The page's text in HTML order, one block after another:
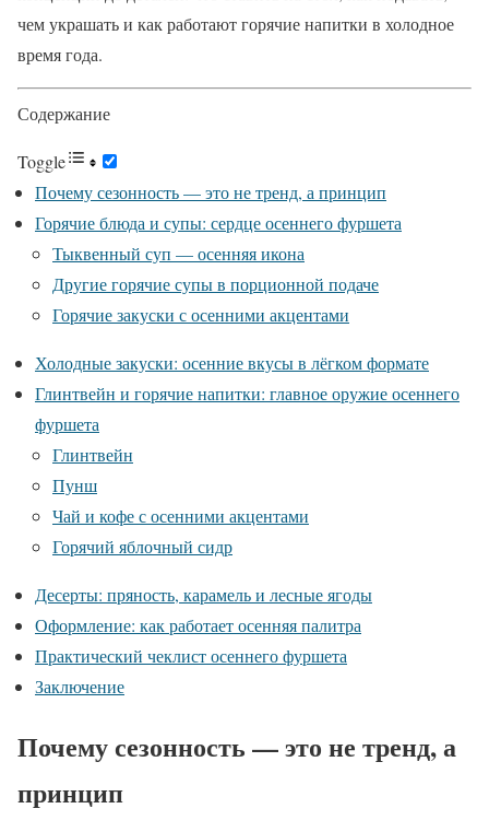
чем украшать и как работают горячие напитки в холодное
время года.
Содержание
Toggle
Почему сезонность — это не тренд, а принцип
Горячие блюда и супы: сердце осеннего фуршета
Тыквенный суп — осенняя икона
Другие горячие супы в порционной подаче
Горячие закуски с осенними акцентами
Холодные закуски: осенние вкусы в лёгком формате
Глинтвейн и горячие напитки: главное оружие осеннего
фуршета
Глинтвейн
Пунш
Чай и кофе с осенними акцентами
Горячий яблочный сидр
Десерты: пряность, карамель и лесные ягоды
Оформление: как работает осенняя палитра
Практический чеклист осеннего фуршета
Заключение
Почему сезонность — это не тренд, а
принцип